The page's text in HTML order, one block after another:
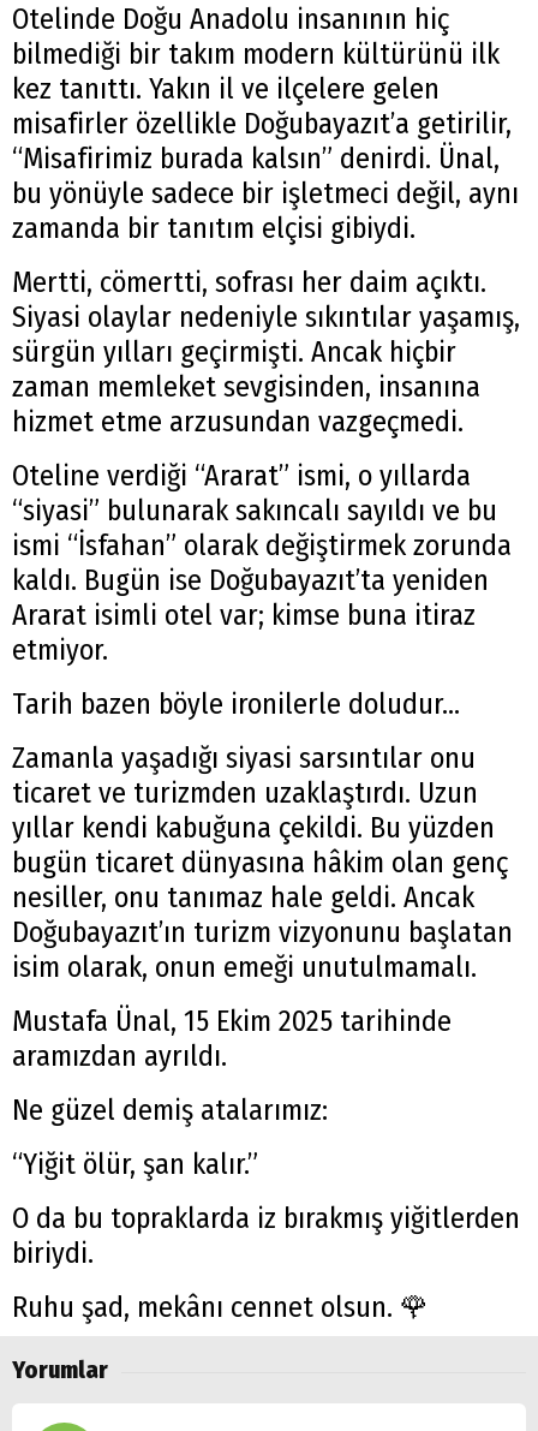
Otelinde Doğu Anadolu insanının hiç
bilmediği bir takım modern kültürünü ilk
kez tanıttı. Yakın il ve ilçelere gelen
misafirler özellikle Doğubayazıt’a getirilir,
“Misafirimiz burada kalsın” denirdi. Ünal,
bu yönüyle sadece bir işletmeci değil, aynı
zamanda bir tanıtım elçisi gibiydi.
Mertti, cömertti, sofrası her daim açıktı.
Siyasi olaylar nedeniyle sıkıntılar yaşamış,
sürgün yılları geçirmişti. Ancak hiçbir
zaman memleket sevgisinden, insanına
hizmet etme arzusundan vazgeçmedi.
Oteline verdiği “Ararat” ismi, o yıllarda
“siyasi” bulunarak sakıncalı sayıldı ve bu
ismi “İsfahan” olarak değiştirmek zorunda
kaldı. Bugün ise Doğubayazıt’ta yeniden
Ararat isimli otel var; kimse buna itiraz
etmiyor.
Tarih bazen böyle ironilerle doludur…
Zamanla yaşadığı siyasi sarsıntılar onu
ticaret ve turizmden uzaklaştırdı. Uzun
yıllar kendi kabuğuna çekildi. Bu yüzden
bugün ticaret dünyasına hâkim olan genç
nesiller, onu tanımaz hale geldi. Ancak
Doğubayazıt’ın turizm vizyonunu başlatan
isim olarak, onun emeği unutulmamalı.
Mustafa Ünal, 15 Ekim 2025 tarihinde
aramızdan ayrıldı.
Ne güzel demiş atalarımız:
“Yiğit ölür, şan kalır.”
O da bu topraklarda iz bırakmış yiğitlerden
biriydi.
Ruhu şad, mekânı cennet olsun. 🌹
Yorumlar